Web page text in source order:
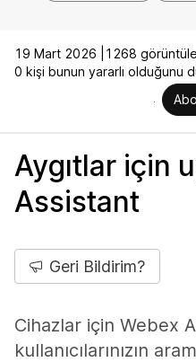
19 Mart 2026 |
1268
0 kişi bunun yararlı olduğunu
Aygıtlar için
Assistant
Geri Bildirim?
Cihazlar için Webex
kullanıcılarınızın